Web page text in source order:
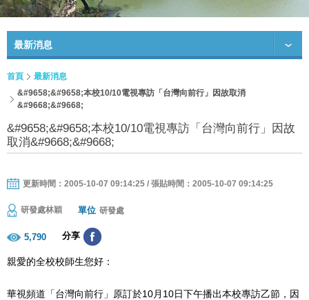
最新消息
首頁
最新消息
&#9658;&#9658;本校10/10電視專訪「台灣向前行」因故取消
&#9668;&#9668;
&#9658;&#9658;本校10/10電視專訪「台灣向前行」因故
取消&#9668;&#9668;
更新時間：2005-10-07 09:14:25 / 張貼時間：2005-10-07 09:14:25
研發處林穎 單位 研發處
5,790 分享
親愛的全校校師生您好：
華視頻道「台灣向前行」原訂於10月10日下午播出本校專訪乙節，因